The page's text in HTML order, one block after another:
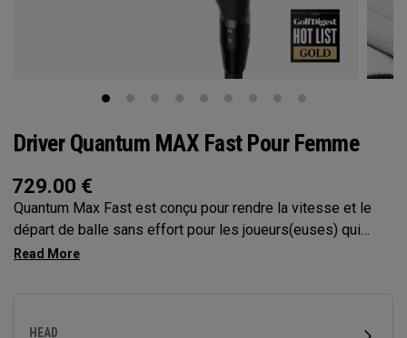
Driver Quantum MAX Fast Pour Femme
729.00 €
Quantum Max Fast est conçu pour rendre la vitesse et le
départ de balle sans effort pour les joueurs(euses) qui
bénéficieraient d’un club plus léger, avec un design à
HEAD